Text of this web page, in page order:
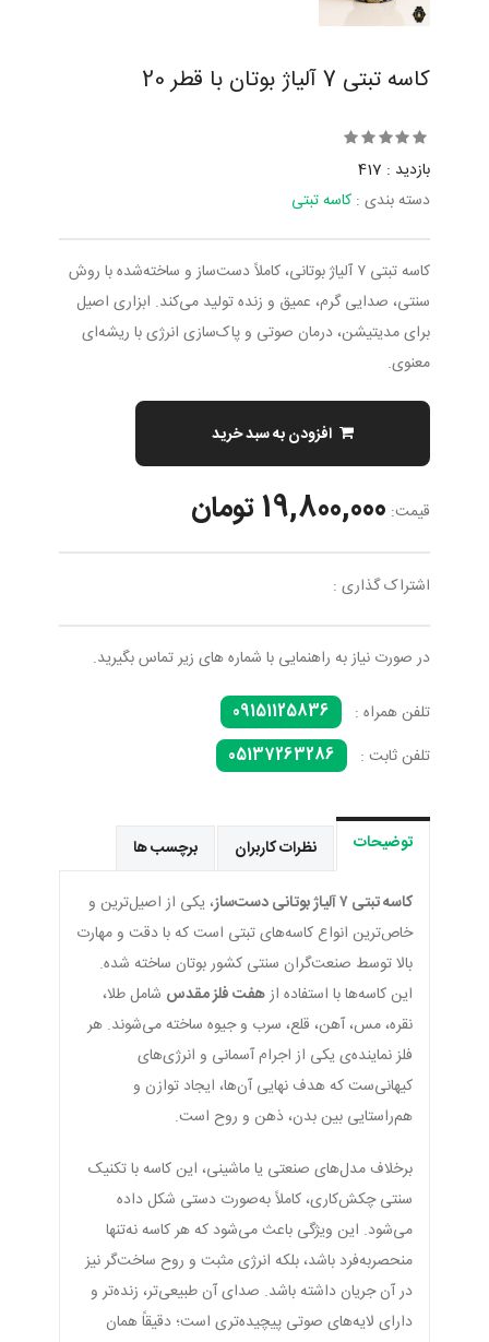
کاسه تبتی 7 آلیاژ بوتان با قطر 20
بازدید : 417
دسته بندی : کاسه تبتی
کاسه تبتی ۷ آلیاژ بوتانی، کاملاً دست‌ساز و ساخته‌شده با روش
سنتی، صدایی گرم، عمیق و زنده تولید می‌کند. ابزاری اصیل
برای مدیتیشن، درمان صوتی و پاک‌سازی انرژی با ریشه‌ای
معنوی.
افزودن به سبد خرید
قیمت: 19,800,000 تومان
اشتراک گذاری :
در صورت نیاز به راهنمایی با شماره های زیر تماس بگیرید.
تلفن همراه :
09151125836
تلفن ثابت :
05137263286
توضیحات نظرات کاربران برچسب ها
کاسه تبتی ۷ آلیاژ بوتانی دست‌ساز
، یکی از اصیل‌ترین و
خاص‌ترین انواع کاسه‌های تبتی است که با دقت و مهارت
بالا توسط صنعت‌گران سنتی کشور بوتان ساخته شده.
این کاسه‌ها با استفاده ازهفت فلز مقدس شامل طلا،
نقره، مس، آهن، قلع، سرب و جیوه ساخته می‌شوند. هر
فلز نماینده‌ی یکی از اجرام آسمانی و انرژی‌های
کیهانی‌ست که هدف نهایی آن‌ها، ایجاد توازن و
هم‌راستایی بین بدن، ذهن و روح است.
برخلاف مدل‌های صنعتی یا ماشینی، این کاسه با تکنیک
سنتی چکش‌کاری، کاملاً به‌صورت دستی شکل داده
می‌شود. این ویژگی باعث می‌شود که هر کاسه نه‌تنها
منحصر‌به‌فرد باشد، بلکه انرژی مثبت و روح ساخت‌گر نیز
در آن جریان داشته باشد. صدای آن طبیعی‌تر، زنده‌تر و
دارای لایه‌های صوتی پیچیده‌تری است؛ دقیقاً همان